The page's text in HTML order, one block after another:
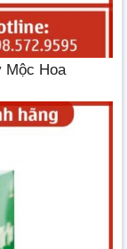
Mộc Hoa